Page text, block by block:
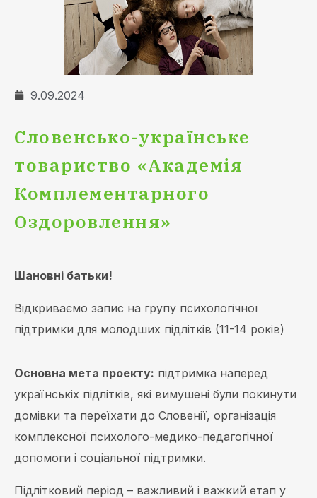
9.09.2024
Словенсько-українське
товариство «Академія
Комплементарного
Оздоровлення»
Шановні батьки!
Відкриваємо запис на групу психологічної
підтримки для молодших підлітків (11-14 років)
Основна мета проекту: підтримка наперед
українськіх підлітків, які вимушені були покинути
домівки та переїхати до Словенії, організація
комплексної психолого-медико-педагогічної
допомоги і соціальної підтримки.
Підлітковий період – важливий і важкий етап у